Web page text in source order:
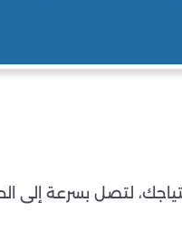
لتصل بسرعة إلى